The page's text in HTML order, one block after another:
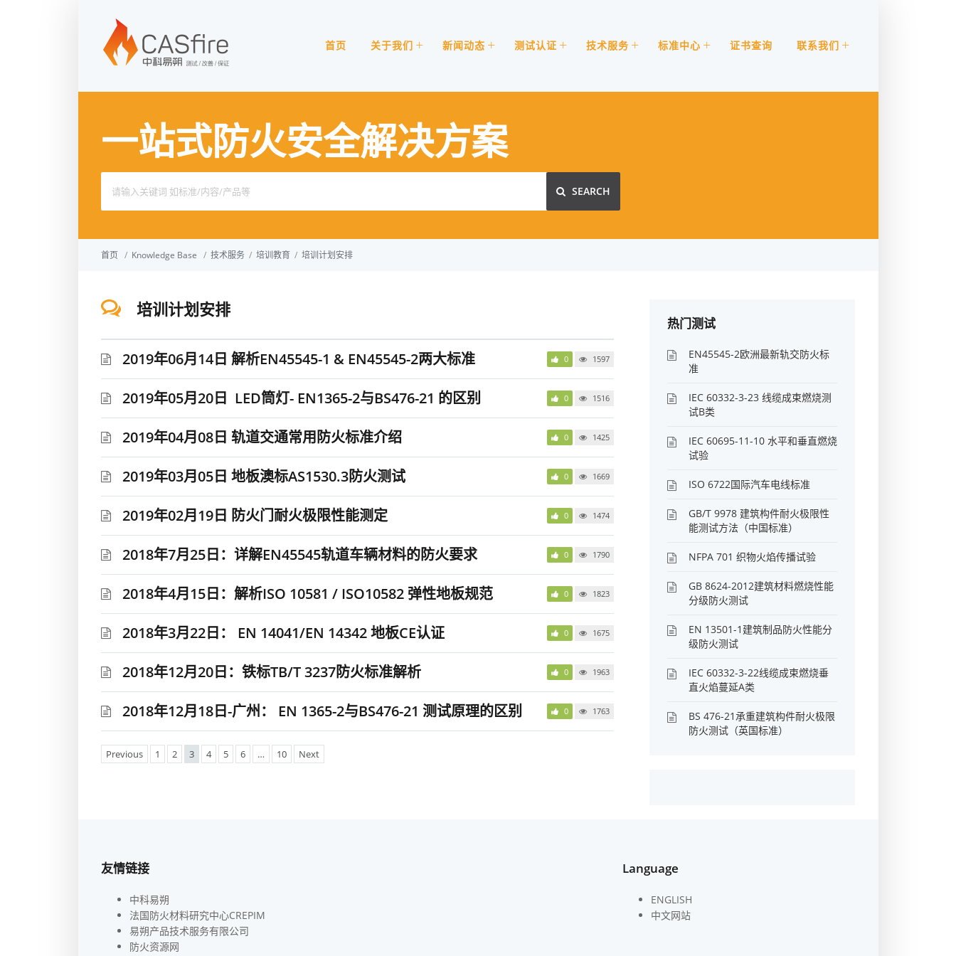
首页 关于我们 新闻动态 测试认证 技术服务 标准中心 证书查询 联系我们
一站式防火安全解决方案
for:
SEARCH
首页 / Knowledge Base / 技术服务 / 培训教育 / 培训计划安排
培训计划安排
2019年06月14日 解析EN45545-1 & EN45545-2两大标准 0 1597
2019年05月20日 LED筒灯- EN1365-2与BS476-21 的区别 0 1516
2019年04月08日 轨道交通常用防火标准介绍 0 1425
2019年03月05日 地板澳标AS1530.3防火测试 0 1669
2019年02月19日 防火门耐火极限性能测定 0 1474
2018年7月25日：详解EN45545轨道车辆材料的防火要求 0 1790
2018年4月15日：解析ISO 10581 / ISO10582 弹性地板规范 0 1823
2018年3月22日： EN 14041/EN 14342 地板CE认证 0 1675
2018年12月20日：铁标TB/T 3237防火标准解析 0 1963
2018年12月18日-广州： EN 1365-2与BS476-21 测试原理的区别 0 1763
Previous 1 2 3 4 5 6 … 10 Next
热门测试
EN45545-2欧洲最新轨交防火标
准
IEC 60332-3-23 线缆成束燃烧测
试B类
IEC 60695-11-10 水平和垂直燃烧
试验
ISO 6722国际汽车电线标准
GB/T 9978 建筑构件耐火极限性
能测试方法（中国标准）
NFPA 701 织物火焰传播试验
GB 8624-2012建筑材料燃烧性能
分级防火测试
EN 13501-1建筑制品防火性能分
级防火测试
IEC 60332-3-22线缆成束燃烧垂
直火焰蔓延A类
BS 476-21承重建筑构件耐火极限
防火测试（英国标准）
友情链接
中科易朔
法国防火材料研究中心CREPIM
易朔产品技术服务有限公司
防火资源网
Language
ENGLISH
中文网站